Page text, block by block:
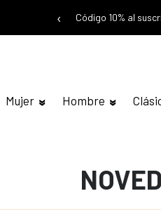
‹ Código 10% al
Mujer Hombre